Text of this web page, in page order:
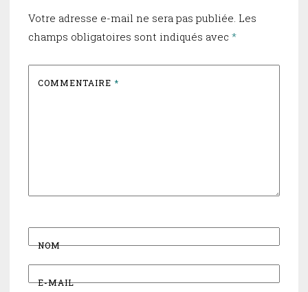
Votre adresse e-mail ne sera pas publiée. Les
champs obligatoires sont indiqués avec *
COMMENTAIRE *
NOM
E-MAIL